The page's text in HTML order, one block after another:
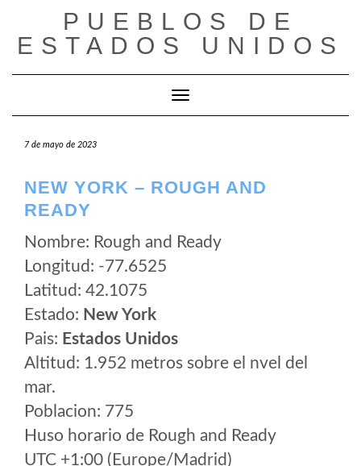
contenido
PUEBLOS DE
ESTADOS UNIDOS
Cambiar modo de navegación
7 de mayo de 2023
NEW YORK – ROUGH AND
READY
Nombre: Rough and Ready
Longitud: -77.6525
Latitud: 42.1075
Estado: New York
Pais: Estados Unidos
Altitud: 1.952 metros sobre el nvel del
mar.
Poblacion: 775
Huso horario de Rough and Ready
UTC +1:00 (Europe/Madrid)